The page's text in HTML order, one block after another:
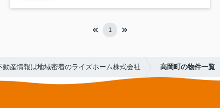
1
動産情報は地域密着のライズホーム株式会社 高岡町の物件一覧